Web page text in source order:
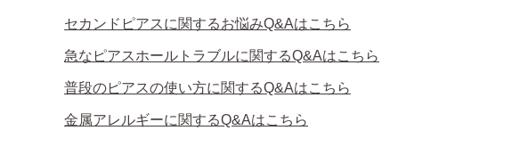
セカンドピアスに関するお悩みQ&Aはこちら
急なピアスホールトラブルに関するQ&Aはこちら
普段のピアスの使い方に関するQ&Aはこちら
金属アレルギーに関するQ&Aはこちら